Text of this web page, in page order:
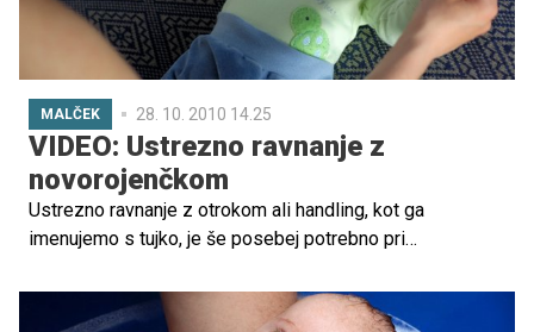
MALČEK 28. 10. 2010 14.25
VIDEO: Ustrezno ravnanje z
novorojenčkom
Ustrezno ravnanje z otrokom ali handling, kot ga
imenujemo s tujko, je še posebej potrebno pri
okvare ali poškodbe centralnega živčnega sistema.